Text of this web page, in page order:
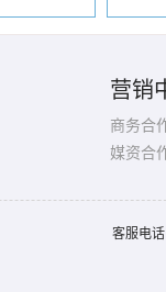
营销
商务合
媒资合
客服电